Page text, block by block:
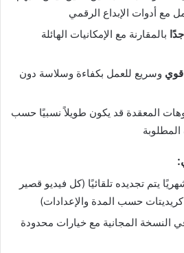
مع أدوات الإبداع الرقمي
بالمقارنة مع الإمكانيات الهائلة
قوي وسريع للعمل بكفاءة وسلاسة دون
المعقدة قد يكون طويلاً نسبيًا حسب
يتم تجديده تلقائيًا (كل فيديو قصير
النسخة المجانية مع خيارات محدودة